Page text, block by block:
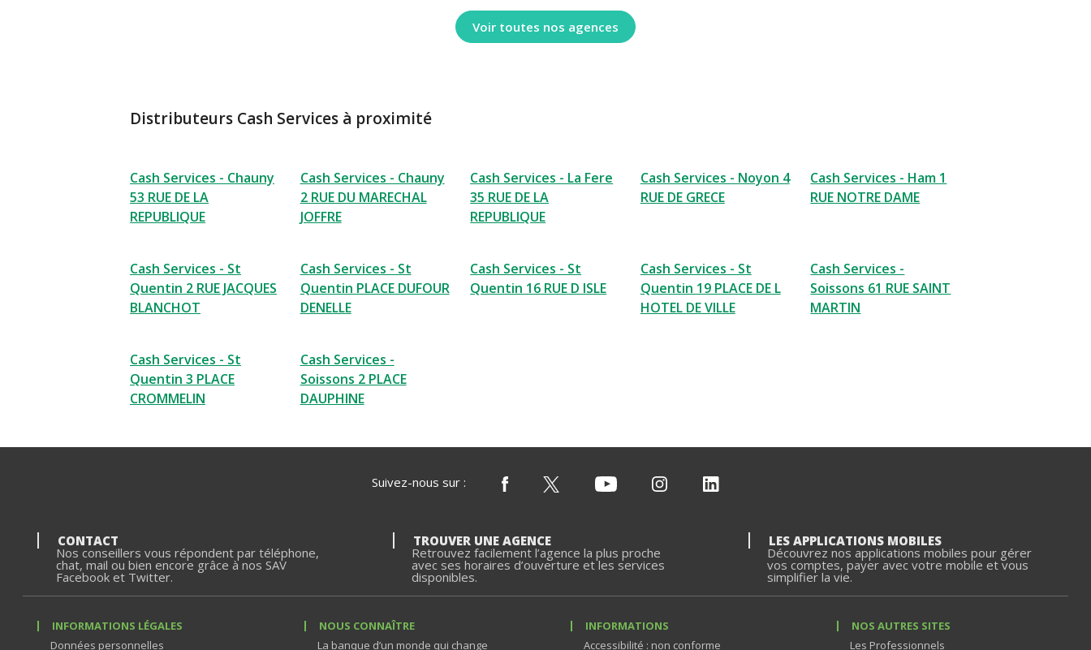
Voir toutes nos agences
Distributeurs Cash Services à proximité
Cash Services - Chauny
53 RUE DE LA
REPUBLIQUE
Cash Services - Chauny
2 RUE DU MARECHAL
JOFFRE
Cash Services - La Fere
35 RUE DE LA
REPUBLIQUE
Cash Services - Noyon 4
RUE DE GRECE
Cash Services - Ham 1
RUE NOTRE DAME
Cash Services - St
Quentin 2 RUE JACQUES
BLANCHOT
Cash Services - St
Quentin PLACE DUFOUR
DENELLE
Cash Services - St
Quentin 16 RUE D ISLE
Cash Services - St
Quentin 19 PLACE DE L
HOTEL DE VILLE
Cash Services -
Soissons 61 RUE SAINT
MARTIN
Cash Services - St
Quentin 3 PLACE
CROMMELIN
Cash Services -
Soissons 2 PLACE
DAUPHINE
Suivez-nous sur :
CONTACT
Nos conseillers vous répondent par téléphone,
chat, mail ou bien encore grâce à nos SAV
Facebook et Twitter.
TROUVER UNE AGENCE
Retrouvez facilement l’agence la plus proche
avec ses horaires d’ouverture et les services
disponibles.
LES APPLICATIONS MOBILES
Découvrez nos applications mobiles pour gérer
vos comptes, payer avec votre mobile et vous
simplifier la vie.
INFORMATIONS LÉGALES
Données personnelles
NOUS CONNAÎTRE
La banque d’un monde qui change
INFORMATIONS
Accessibilité : non conforme
NOS AUTRES SITES
Les Professionnels